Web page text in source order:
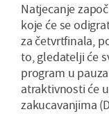
Natjecanje
koje će se
za četvrtfinala,
to, gledatelji će
program u
atraktivnosti će
zakucavanjima